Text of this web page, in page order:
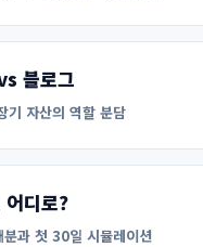
블로그
기 자산의 역할 분담
디로?
과 첫 30일 시뮬레이션